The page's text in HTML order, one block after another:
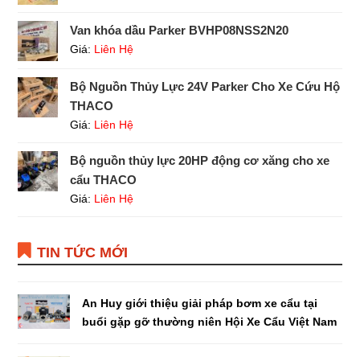
Van khóa dầu Parker BVHP08NSS2N20
Giá: Liên Hệ
Bộ Nguồn Thủy Lực 24V Parker Cho Xe Cứu Hộ
THACO
Giá: Liên Hệ
Bộ nguồn thủy lực 20HP động cơ xăng cho xe
cẩu THACO
Giá: Liên Hệ
TIN TỨC MỚI
An Huy giới thiệu giải pháp bơm xe cẩu tại
buổi gặp gỡ thường niên Hội Xe Cẩu Việt Nam